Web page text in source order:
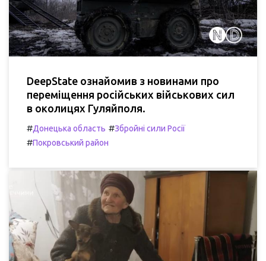
DeepState ознайомив з новинами про
переміщення російських військових сил
в околицях Гуляйполя.
#Донецька область #Збройні сили Росії
#Покровський район